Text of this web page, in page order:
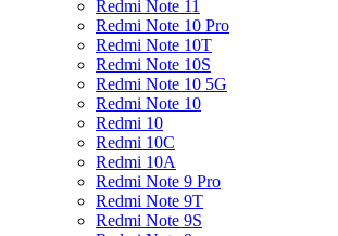
Redmi Note 11
Redmi Note 10 Pro
Redmi Note 10T
Redmi Note 10S
Redmi Note 10 5G
Redmi Note 10
Redmi 10
Redmi 10C
Redmi 10A
Redmi Note 9 Pro
Redmi Note 9T
Redmi Note 9S